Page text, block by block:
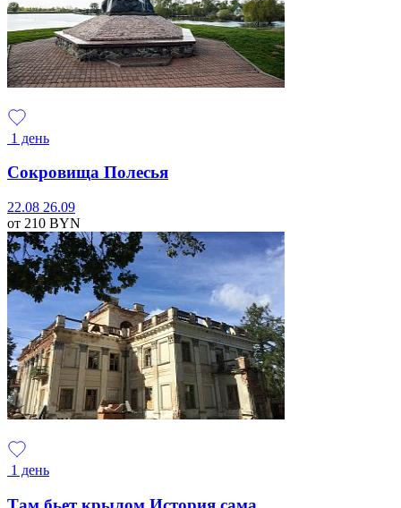
1 день
Сокровища Полесья
22.08 26.09
от 210 BYN
1 день